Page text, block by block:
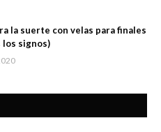
la suerte con velas para finales
los signos)